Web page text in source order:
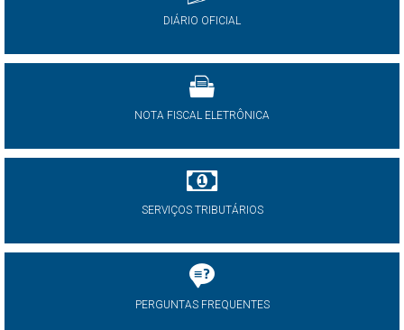
DIÁRIO OFICIAL
NOTA FISCAL ELETRÔNICA
SERVIÇOS TRIBUTÁRIOS
PERGUNTAS FREQUENTES